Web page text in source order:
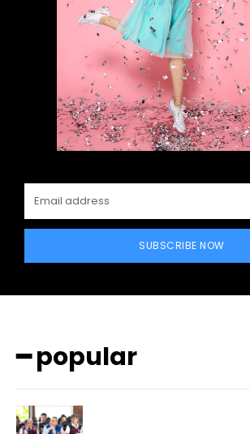
SUBSCRIBE NOW
━ popular